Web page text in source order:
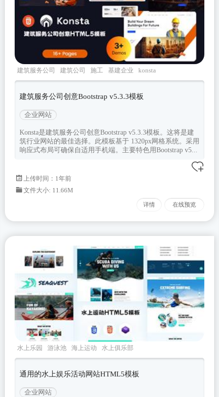
建筑服务公司 建筑公司 施工 基建企业 konsta
建筑服务公司创意Bootstrap v5.3.3模板
企业网站
Konsta是建筑服务公司创意Bootstrap v5.3.3模板。这将是建
筑行业网站的最佳选择。此模板基于 1320px网格系统。采用
响应式布局可确保自适用手机端。主要特色用Bootstrap v5...
上传时间：1年前
文件大小: 11.66M
详情 在线预览
水上乐园 游泳池 海上运动
水上俱乐部
seaquest
通用的水上娱乐活动网站HTML5模板
企业网站